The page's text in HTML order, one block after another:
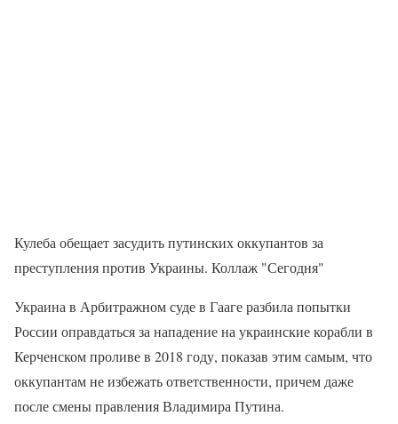
Кулеба обещает засудить путинских оккупантов за
преступления против Украины. Коллаж "Сегодня"
Украина в Арбитражном суде в Гааге разбила попытки
России оправдаться за нападение на украинские корабли в
Керченском проливе в 2018 году, показав этим самым, что
оккупантам не избежать ответственности, причем даже
после смены правления Владимира Путина.